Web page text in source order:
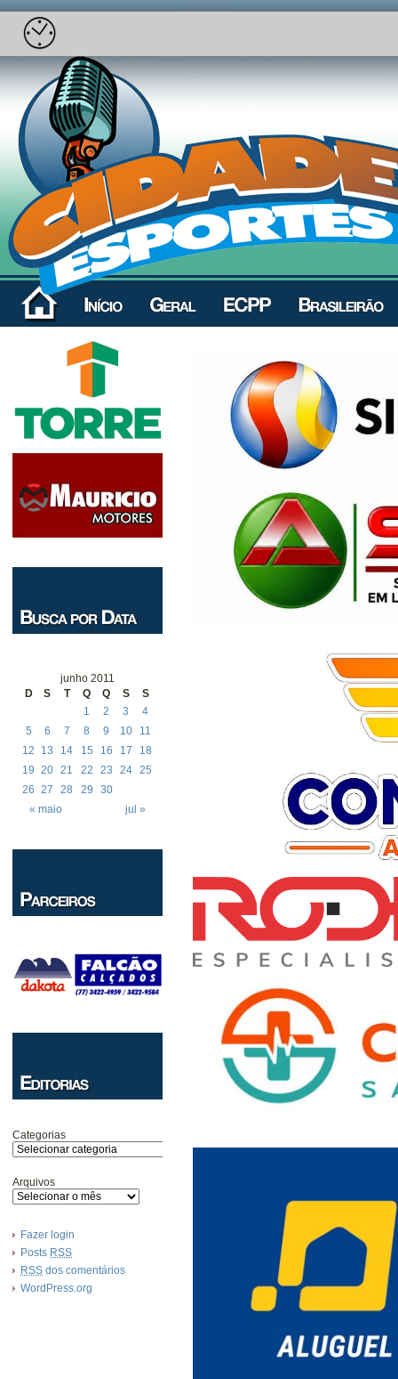
junho 2011
D
S T Q Q S S
« maio jul »
1 2 3
4
5
6 7 8 9 10
11
12
13 14 15 16 17
18
19
20 21 22 23 24 25
26
27 28 29 30
Categorias
Arquivos
Fazer login
Posts RSS
RSS dos comentários
WordPress.org